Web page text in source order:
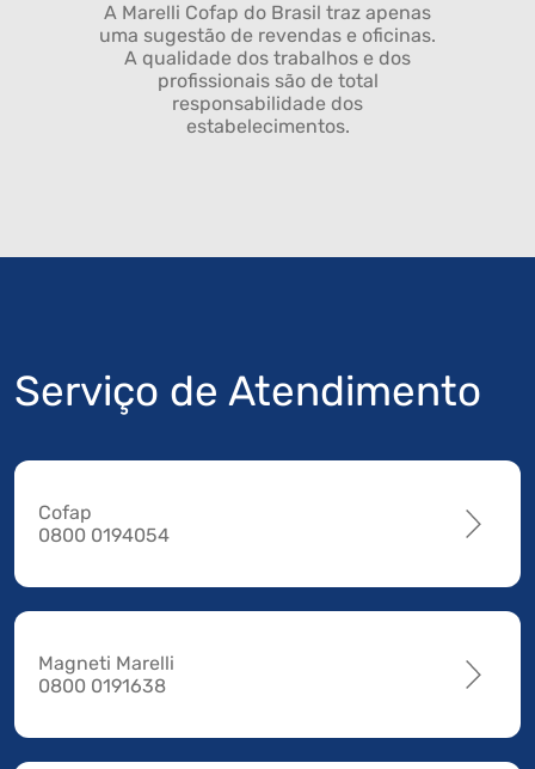
A Marelli Cofap do Brasil traz apenas
uma sugestão de revendas e oficinas.
A qualidade dos trabalhos e dos
profissionais são de total
responsabilidade dos
estabelecimentos.
Serviço de Atendimento
Cofap
0800 0194054
Magneti Marelli
0800 0191638